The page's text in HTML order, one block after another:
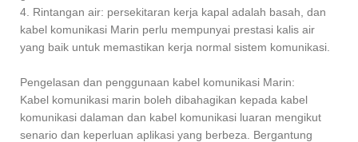
4. Rintangan air: persekitaran kerja kapal adalah basah, dan
kabel komunikasi Marin perlu mempunyai prestasi kalis air
yang baik untuk memastikan kerja normal sistem komunikasi.
Pengelasan dan penggunaan kabel komunikasi Marin:
Kabel komunikasi marin boleh dibahagikan kepada kabel
komunikasi dalaman dan kabel komunikasi luaran mengikut
senario dan keperluan aplikasi yang berbeza. Bergantung